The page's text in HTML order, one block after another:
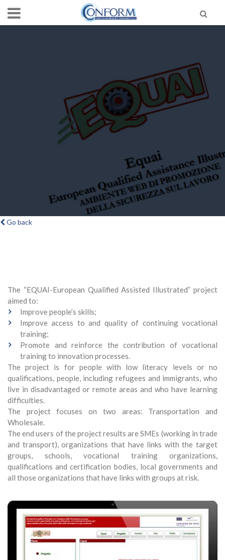
Go back
The “EQUAI-European Qualified Assisted Illustrated” project
aimed to:
Improve people’s skills;
Improve access to and quality of continuing vocational
training;
Promote and reinforce the contribution of vocational
training to innovation processes.
The project is for people with low literacy levels or no
qualifications, people, including refugees and immigrants, who
live in disadvantaged or remote areas and who have learning
difficulties.
The project focuses on two areas: Transportation and
Wholesale.
The end users of the project results are SMEs (working in trade
and transport), organizations that have links with the target
groups, schools, vocational training organizations,
qualifications and certification bodies, local governments and
all those organizations that have links with groups at risk.